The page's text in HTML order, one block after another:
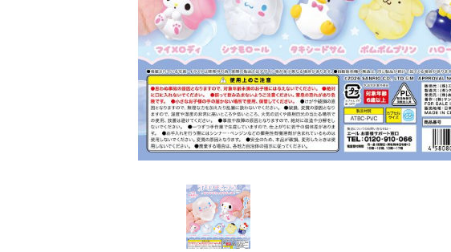
販促用カプセルトイ
よくあるご質問
ご利用ガイド
06-6282-7659